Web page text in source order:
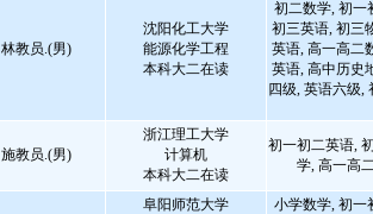
林教员.(男)
沈阳化工大学
能源化学工程
本科大二在读
初二数学, 初一
初三英语, 初三
英语, 高一高二
英语, 高中历史
四级, 英语六级,
施教员.(男)
浙江理工大学
计算机
本科大二在读
初一初二英语,
学, 高一高
阜阳师范大学
小学数学, 初一